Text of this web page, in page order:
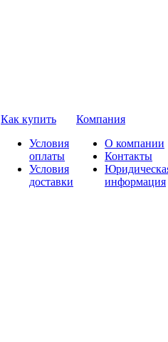
Как купить
Условия
оплаты
Условия
доставки
Компания
О компании
Контакты
информация